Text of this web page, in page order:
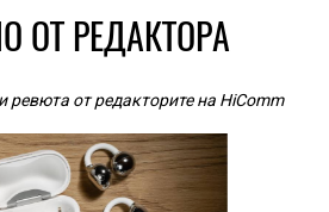
ОТ РЕДАКТОРА
ревюта от редакторите на HiComm